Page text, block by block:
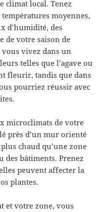
climat local. Tenez
moyennes,
d’humidité, des
de votre saison de
vous vivez dans un
telles que l’agave ou
fleurir, tandis que dans
pourriez réussir avec
microclimats de votre
près d’un mur orienté
chaud qu’une zone
des bâtiments. Prenez
peuvent affecter la
plantes.
et votre zone, vous